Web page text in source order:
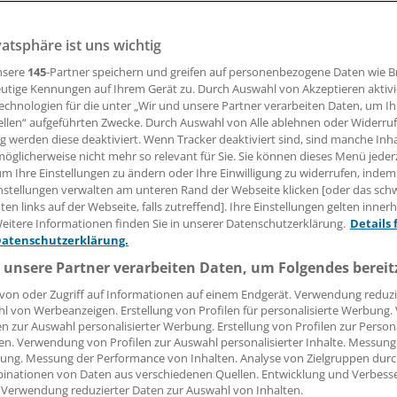
ist der Wachstumstreiber auf dem Arzneimittelmarkt.
Biosimilars profitieren - und damit auch jene
positiver früher Nutzenbewertung noch nicht mit
werden.
Laschet
07:17 Uhr
7,5 Milliarden Euro Umsatz erzielten die Hersteller
Arzneimittel im Jahr 2014, das ist ein reales
im Vergleich zum Vorjahr. Ihr wertmäßiger Marktanteil
Jahr 2005 haben sich Umsatz- und Portfolio-Struktur
ist uns wichtig
145-Partner speichern und greifen auf personenbezogene Daten wie
Kennungen auf Ihrem Gerät zu. Durch Auswahl von Akzeptieren
für die unter „Wir und unsere Partner verarbeiten Daten, um
aufgeführten Zwecke. Durch Auswahl von Alle ablehnen oder
werden diese deaktiviert. Wenn Tracker deaktiviert sind, sind manche
nicht mehr so relevant für Sie. Sie können dieses Menü
Ihre Einstellungen zu ändern oder Ihre Einwilligung zu widerrufen, indem
verwalten am unteren Rand der Webseite klicken [oder das
links auf der Webseite, falls zutreffend]. Ihre Einstellungen gelten
Informationen finden Sie in unserer Datenschutzerklärung. Details
Partner verarbeiten Daten, um Folgendes
oder Zugriff auf Informationen auf einem Endgerät. Verwendung
von Werbeanzeigen. Erstellung von Profilen für personalisierte
zur Auswahl personalisierter Werbung. Erstellung von Profilen zur
Verwendung von Profilen zur Auswahl personalisierter Inhalte.
Messung der Performance von Inhalten. Analyse von Zielgruppen
von Daten aus verschiedenen Quellen. Entwicklung und
reduzierter Daten zur Auswahl von Inhalten.